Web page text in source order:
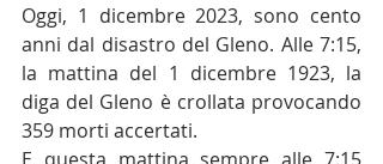
Oggi, 1 dicembre 2023, sono cento
anni dal disastro del Gleno. Alle 7:15,
la mattina del 1 dicembre 1923, la
diga del Gleno è crollata provocando
359 morti accertati.